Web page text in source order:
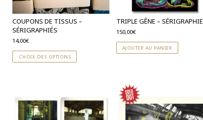
COUPONS DE TISSUS –
SÉRIGRAPHIÉS
14,00€
CHOIX DES OPTIONS
TRIPLE GÊNE – SÉRIGRAPHIE
150,00€
AJOUTER AU PANIER